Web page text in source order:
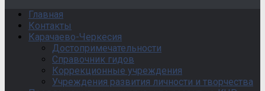
Главная
Контакты
Карачаево-Черкесия
Достопримечательности
Справочник гидов
Коррекционные учреждения
Учреждения развития личности и творчества